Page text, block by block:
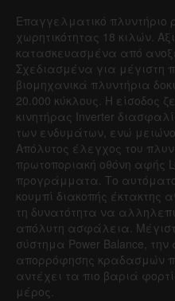
Επαγγελματικό πλυντήριο
χωρητικότητας 18 κιλών.
κατασκευασμένα από
Σχεδιασμένα για μέγιστη
βιομηχανικά πλυντήρια
20.000 κύκλους. Η είσοδος
κινητήρας Inverter
των ενδυμάτων, ενώ
Απόλυτος έλεγχος του
πρωτοποριακή οθόνη αφής
προγράμματα. Το
κουμπί διακοπής έκτακτης
τη δυνατότητα να
απόλυτη ασφάλεια.
σύστημα Power Balance, την
απορρόφησης κραδασμών
αντέχει τα πιο βαριά
μέρος.